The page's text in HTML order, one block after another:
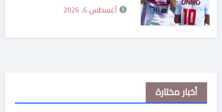
أغسطس 6, 2026
أخبار مختارة